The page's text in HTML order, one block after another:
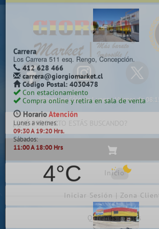
(Whatsapp Sólo de Lunes a Viernes de
Inicio
Iniciar Sesión | Zona
Quiénes somos
Selecciona y cotiza en la sala de venta más cercana a
Camilo Henríquez
Camilo Henríquez 2299 Chillancito, Concepción.
412 628 495
camilo@giorgiomarket.cl
Código Postal: 4080858
Con estacionamiento
Compra online y retira en sala de venta
Despacho a todo Chile
HorarioAtención
Lunes a viernes:
09:30 A 19:20 Hrs.
Sábados, Domingos y Festivos:
11:00 A 18:00 Hrs
4°C